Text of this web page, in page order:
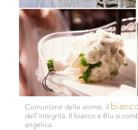
Comunione delle anime, il
dell’integrità. Il bianco e Blu si
angelica.